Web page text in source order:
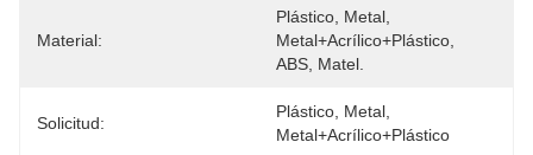
Material:
Plástico, Metal,
Metal+acrílico+plástico,
ABS, Matel.
Solicitud:
Plástico, Metal,
Metal+acrílico+plástico